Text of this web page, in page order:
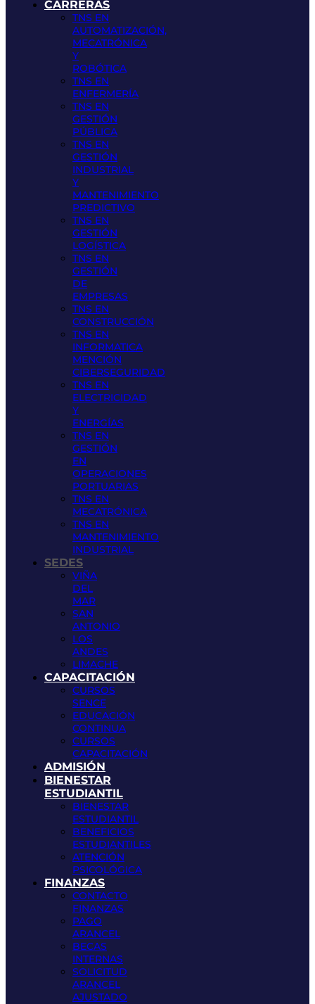
CARRERAS
TNS EN
AUTOMATIZACIÓN,
MECATRÓNICA
Y
ROBÓTICA
TNS EN
ENFERMERÍA
TNS EN
GESTIÓN
PÚBLICA
TNS EN
GESTIÓN
INDUSTRIAL
Y
MANTENIMIENTO
PREDICTIVO
TNS EN
GESTIÓN
LOGÍSTICA
TNS EN
GESTIÓN
DE
EMPRESAS
TNS EN
CONSTRUCCIÓN
TNS EN
INFORMATICA
MENCIÓN
CIBERSEGURIDAD
TNS EN
ELECTRICIDAD
Y
ENERGÍAS
TNS EN
GESTIÓN
EN
OPERACIONES
PORTUARIAS
TNS EN
MECATRÓNICA
TNS EN
MANTENIMIENTO
INDUSTRIAL
SEDES
VIÑA
DEL
MAR
SAN
ANTONIO
LOS
ANDES
LIMACHE
CAPACITACIÓN
CURSOS
SENCE
EDUCACIÓN
CONTINUA
CURSOS
CAPACITACIÓN
ADMISIÓN
BIENESTAR
ESTUDIANTIL
BIENESTAR
ESTUDIANTIL
BENEFICIOS
ESTUDIANTILES
ATENCIÓN
PSICOLÓGICA
FINANZAS
CONTACTO
FINANZAS
PAGO
ARANCEL
BECAS
INTERNAS
SOLICITUD
ARANCEL
AJUSTADO